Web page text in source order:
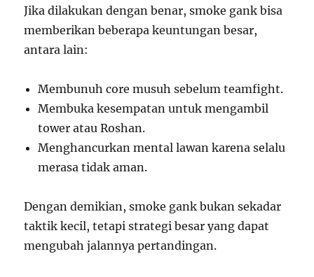
Jika dilakukan dengan benar, smoke gank bisa
memberikan beberapa keuntungan besar,
antara lain:
Membunuh core musuh sebelum teamfight.
Membuka kesempatan untuk mengambil
tower atau Roshan.
Menghancurkan mental lawan karena selalu
merasa tidak aman.
Dengan demikian, smoke gank bukan sekadar
taktik kecil, tetapi strategi besar yang dapat
mengubah jalannya pertandingan.